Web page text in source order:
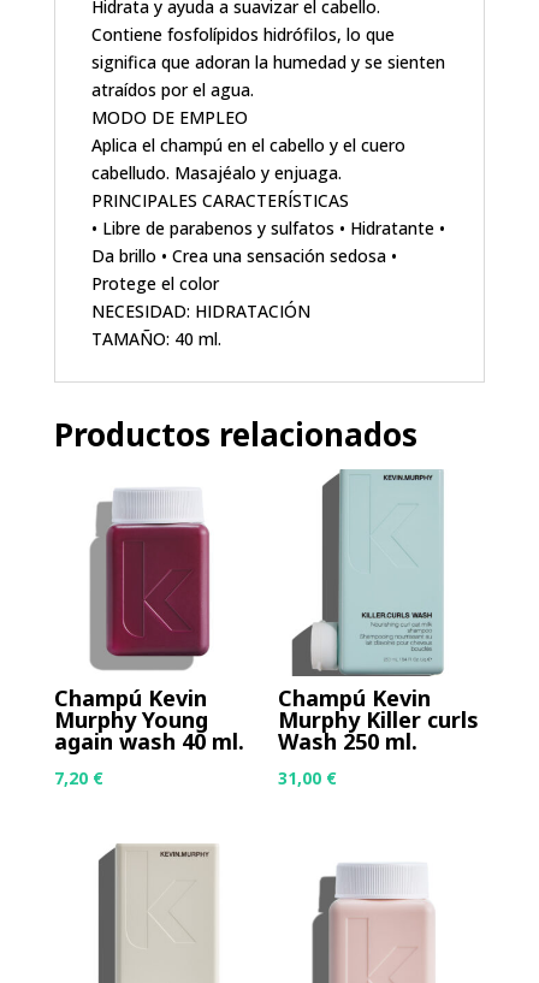
Hidrata y ayuda a suavizar el cabello.
Contiene fosfolípidos hidrófilos, lo que
significa que adoran la humedad y se sienten
atraídos por el agua.
MODO DE EMPLEO
Aplica el champú en el cabello y el cuero
cabelludo. Masajéalo y enjuaga.
PRINCIPALES CARACTERÍSTICAS
• Libre de parabenos y sulfatos • Hidratante •
Da brillo • Crea una sensación sedosa •
Protege el color
NECESIDAD: HIDRATACIÓN
TAMAÑO: 40 ml.
Productos relacionados
Champú Kevin
Murphy Young
again wash 40 ml.
7,20 €
Champú Kevin
Murphy Killer curls
Wash 250 ml.
31,00 €